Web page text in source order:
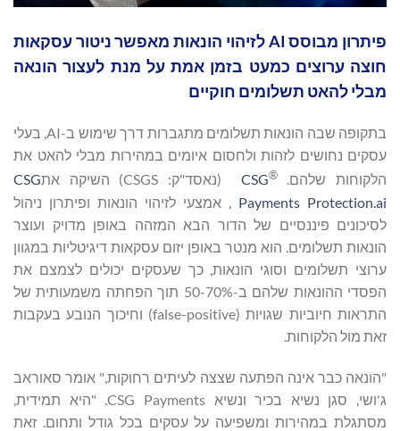
פיתרון מבוסס AI לזיהוי הונאות מאפשר ניטור עסקאות
חוצה ערוצים כמעט בזמן אמת על מנת לעצור הונאה
מבלי להאט תשלומים חוקיים
בתקופה שבה הונאות תשלומים מתגברות דרך שימוש ב-AI, בעלי
עסקים נחושים לזהות ולחסום איומים במהירות מבלי להאט את
הלקוחות שלהם.®
CSG (נאסד"ק: CSGS) השיקה את
CSG
Payments Protection.ai , אמצעי לזיהוי הונאות ופיתרון ניהול
לסיכונים פיננסיים של הדור הבא המזהה באופן מדויק ועוצר
הונאות תשלומים. הוא מנטר באופן יזום עסקאות דיגיטליות במגוון
ערוצי תשלומים וסוגי הונאות, כך שעסקים יכולים לצמצם את
הפסדי ההונאות שלהם ב-50-70% תוך הפחתה משמעותית של
התראות חיוביות שגויות (false-positive) וחיכוך הנובע בעקבות
זאת מול הלקוחות.
"הונאה כבר אינה הפתעה שצצה לעיתים רחוקות," אומר סאוראב
ג'ושי, סגן נשיא בכיר ונשיא CSG Payments. "היא תמידית,
מסתגלת במהירות ומשפיעה על עסקים בכל גודל ותחום. זאת